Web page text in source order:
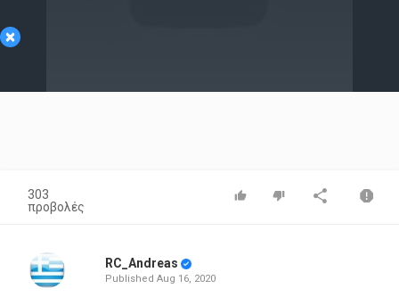
×
Video
303
προβολές
RC_Andreas
Published Aug 16, 2020